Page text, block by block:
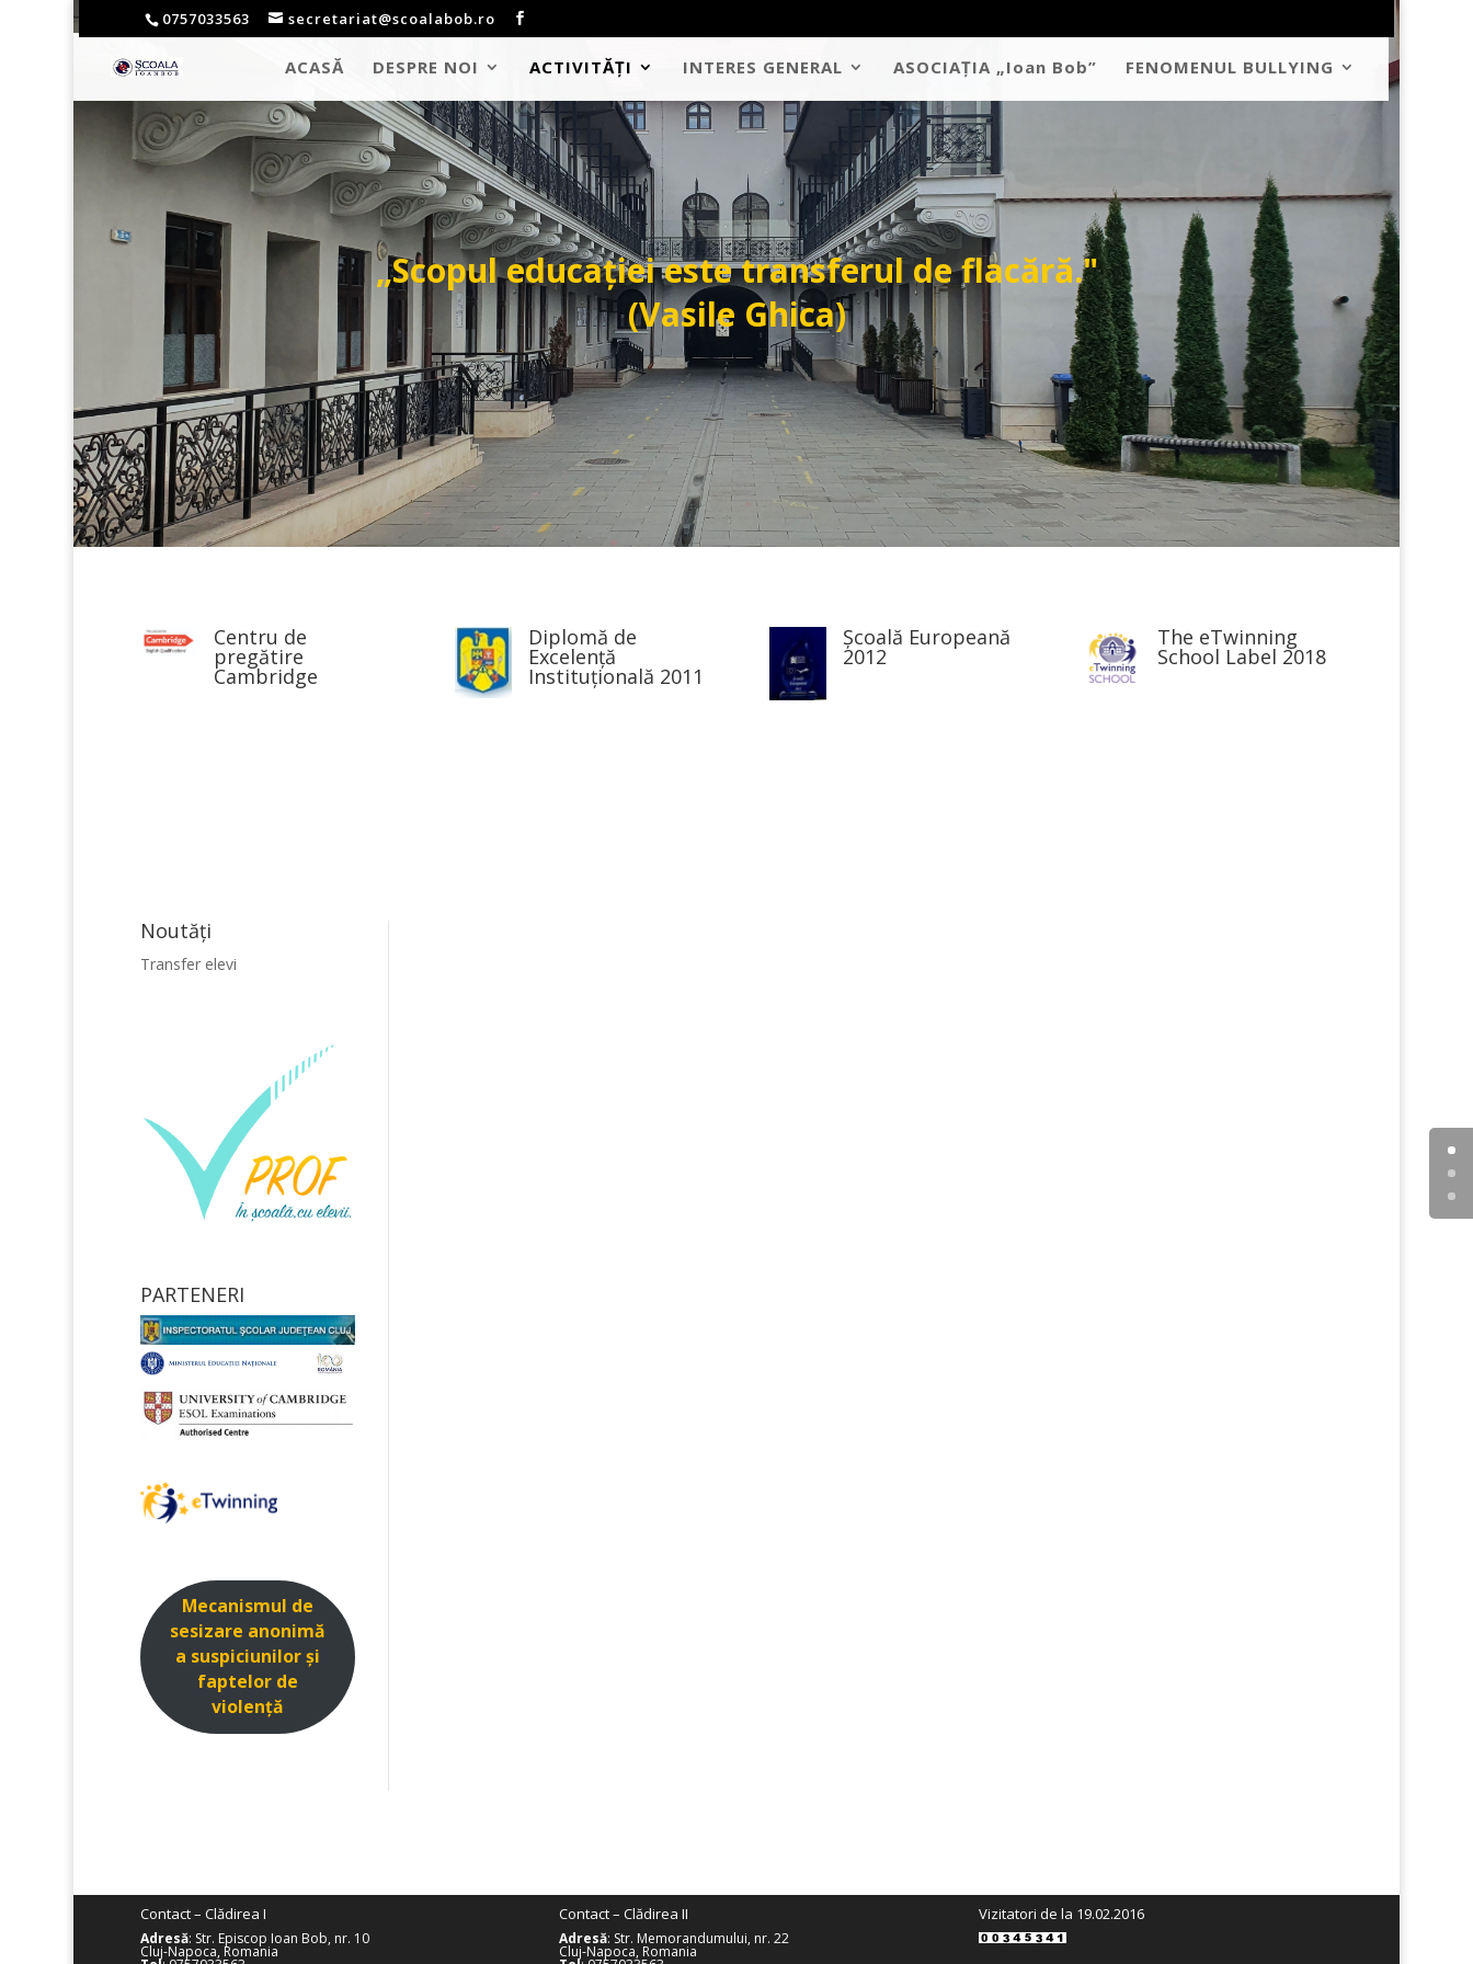
0757033563 secretariat@scoalabob.ro
ACASĂ DESPRE NOI ACTIVITĂȚI INTERES GENERAL ASOCIAȚIA „Ioan Bob” FENOMENUL BULLYING
„Scopul educației este transferul de flacără."
(Vasile Ghica)
Centru de
pregătire
Cambridge
Diplomă de
Excelență
Instituțională 2011
Școală Europeană
2012
The eTwinning
School Label 2018
Noutăţi
Transfer elevi
PARTENERI
Mecanismul de
sesizare anonimă
a suspiciunilor și
faptelor de
violenţă
Contact – Clădirea I
Adresă: Str. Episcop Ioan Bob, nr. 10
Cluj-Napoca, Romania
Contact – Clădirea II
Adresă: Str. Memorandumului, nr. 22
Cluj-Napoca, Romania
Vizitatori de la 19.02.2016